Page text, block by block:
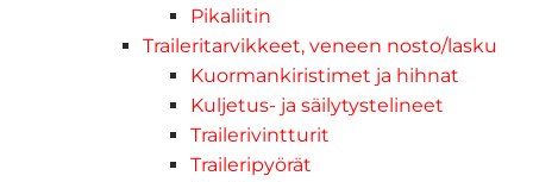
Pikaliitin
Traileritarvikkeet, veneen nosto/lasku
Kuormankiristimet ja hihnat
Kuljetus- ja säilytystelineet
Trailerivintturit
Traileripyörät